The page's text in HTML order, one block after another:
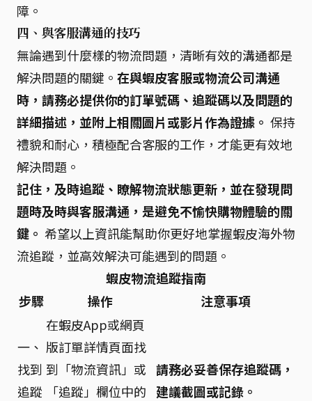
障。
四、與客服溝通的技巧
無論遇到什麼樣的物流問題，清晰有效的溝通都是
解決問題的關鍵。 在與蝦皮客服或物流公司溝通
時，請務必提供你的訂單號碼、追蹤碼以及問題的
詳細描述，並附上相關圖片或影片作為證據。 保持
禮貌和耐心，積極配合客服的工作，才能更有效地
解決問題。
記住，及時追蹤、瞭解物流狀態更新，並在發現問
題時及時與客服溝通，是避免不愉快購物體驗的關
鍵。 希望以上資訊能幫助你更好地掌握蝦皮海外物
流追蹤，並高效解決可能遇到的問題。
蝦皮物流追蹤指南
步驟
操作 注意事項
一、
找到
追蹤
在蝦皮App或網頁
版訂單詳情頁面找
到「物流資訊」或
「追蹤」欄位中的
請務必妥善保存追蹤碼，
建議截圖或記錄。